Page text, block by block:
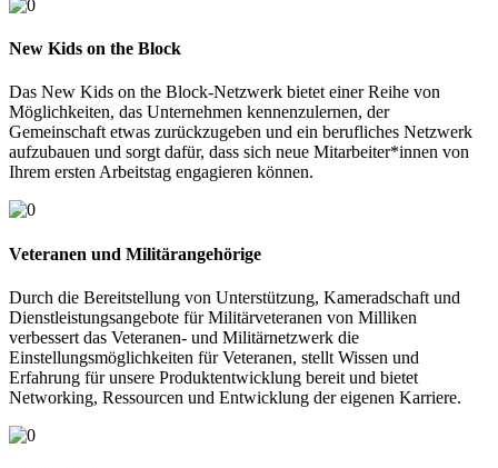
New Kids on the Block
Das New Kids on the Block-Netzwerk bietet einer Reihe von
Möglichkeiten, das Unternehmen kennenzulernen, der
Gemeinschaft etwas zurückzugeben und ein berufliches Netzwerk
aufzubauen und sorgt dafür, dass sich neue Mitarbeiter*innen von
Ihrem ersten Arbeitstag engagieren können.
Veteranen und Militärangehörige
Durch die Bereitstellung von Unterstützung, Kameradschaft und
Dienstleistungsangebote für Militärveteranen von Milliken
verbessert das Veteranen- und Militärnetzwerk die
Einstellungsmöglichkeiten für Veteranen, stellt Wissen und
Erfahrung für unsere Produktentwicklung bereit und bietet
Networking, Ressourcen und Entwicklung der eigenen Karriere.